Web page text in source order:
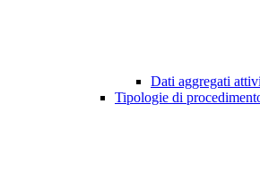
Dati aggregati
Tipologie di